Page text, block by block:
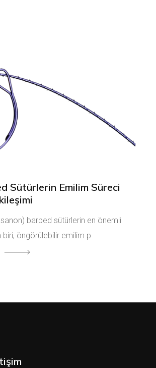
Sütürlerin Emilim Süreci
barbed sütürlerin en önemli
biri, öngörülebilir emilim p